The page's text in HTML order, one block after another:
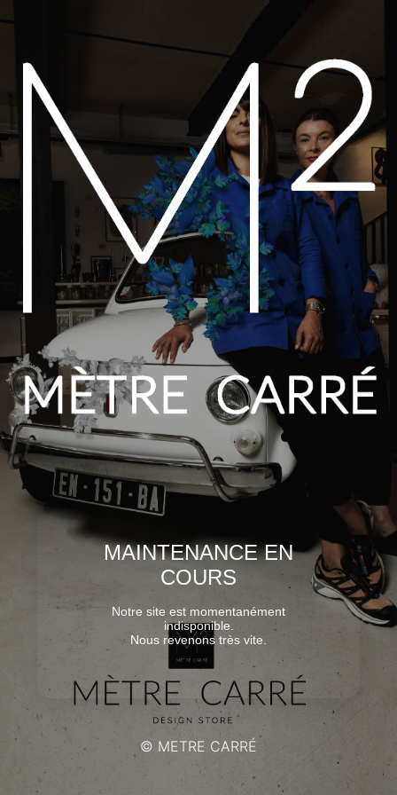
MAINTENANCE EN
COURS
Notre site est momentanément
indisponible.
Nous revenons très vite.
© METRE CARRÉ